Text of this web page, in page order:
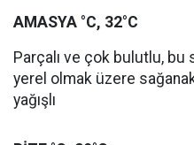
AMASYA °C, 32°C
Parçalı ve çok bulutlu,
yerel olmak üzere
yağışlı